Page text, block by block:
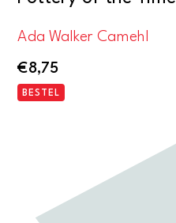
Ada Walker Camehl
€8,75
BESTEL